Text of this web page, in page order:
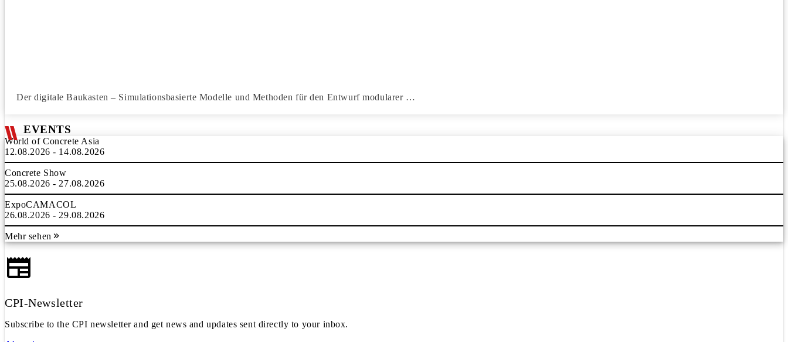
Der digitale Baukasten – Simulationsbasierte Modelle und Methoden für den Entwurf modularer …
EVENTS
World of Concrete Asia
12.08.2026 - 14.08.2026
Concrete Show
25.08.2026 - 27.08.2026
ExpoCAMACOL
26.08.2026 - 29.08.2026
Mehr sehen
CPI-Newsletter
Subscribe to the CPI newsletter and get news and updates sent directly to your inbox.